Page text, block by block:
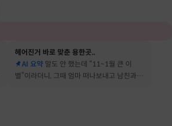
헤어진거 바로 맞춘 용한곳..
AI 요약 말도 안 했는데 “11~1월 큰 이
별”이라더니, 그때 엄마 떠나보내고 남친과도